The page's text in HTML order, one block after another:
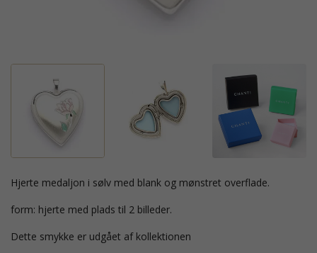
hjerte medaljon i sølv med blank og mønstret overflade.
form: hjerte med plads til 2 billeder.
Dette smykke er udgået af kollektionen